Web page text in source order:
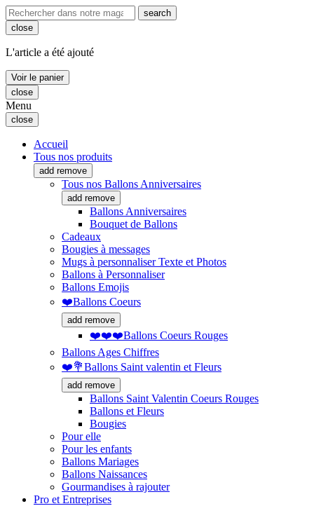
search
close
L'article a été ajouté
Voir le panier
close
Menu
close
Accueil
Tous nos produits
add remove
Tous nos Ballons Anniversaires
add remove
Ballons Anniversaires
Bouquet de Ballons
Cadeaux
Bougies à messages
Mugs à personnaliser Texte et Photos
Ballons à Personnaliser
Ballons Emojis
❤️Ballons Coeurs
add remove
❤️❤️❤️Ballons Coeurs Rouges
Ballons Ages Chiffres
❤️💐Ballons Saint valentin et Fleurs
add remove
Ballons Saint Valentin Coeurs Rouges
Ballons et Fleurs
Bougies
Pour elle
Pour les enfants
Ballons Mariages
Ballons Naissances
Gourmandises à rajouter
Pro et Entreprises